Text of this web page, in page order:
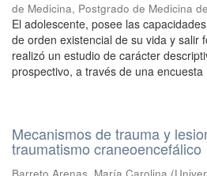
de Medicina, Postgrado de Medicina
El adolescente, posee las
de orden existencial de su vida y salir
realizó un estudio de carácter
prospectivo, a través de una encuesta
Mecanismos de trauma y
traumatismo craneoencefálico